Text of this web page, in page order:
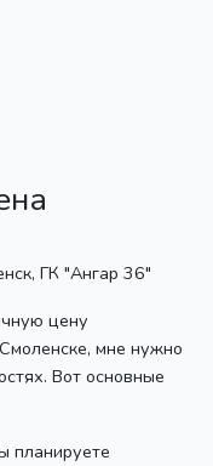
цену
мне нужно
Вот основные
планируете